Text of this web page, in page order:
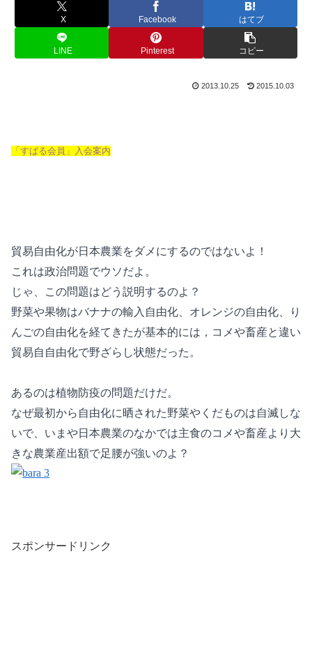
X Facebook はてブ
LINE Pinterest コピー
2013.10.25 2015.10.03
「すばる会員」入会案内
貿易自由化が日本農業をダメにするのではないよ！
これは政治問題でウソだよ。
じゃ、この問題はどう説明するのよ？
野菜や果物はバナナの輸入自由化、オレンジの自由化、り
んごの自由化を経てきたが基本的には，コメや畜産と違い
貿易自自由化で野ざらし状態だった。
あるのは植物防疫の問題だけだ。
なぜ最初から自由化に晒された野菜やくだものは自滅しな
いで、いまや日本農業のなかでは主食のコメや畜産より大
きな農業産出額で足腰が強いのよ？
スポンサードリンク